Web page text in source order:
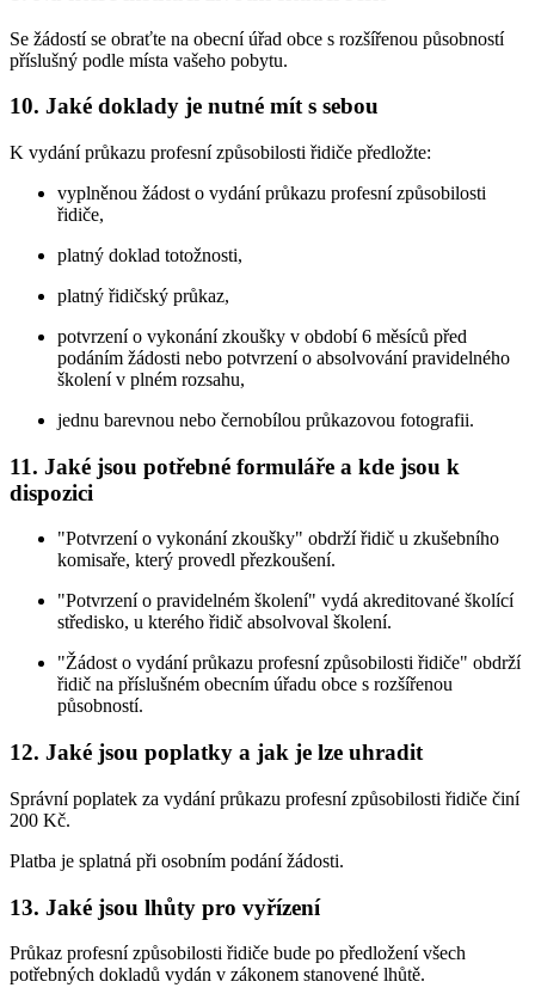
Se žádostí se obraťte na obecní úřad obce s rozšířenou působností
příslušný podle místa vašeho pobytu.
10. Jaké doklady je nutné mít s sebou
K vydání průkazu profesní způsobilosti řidiče předložte:
vyplněnou žádost o vydání průkazu profesní způsobilosti
řidiče,
platný doklad totožnosti,
platný řidičský průkaz,
potvrzení o vykonání zkoušky v období 6 měsíců před
podáním žádosti nebo potvrzení o absolvování pravidelného
školení v plném rozsahu,
jednu barevnou nebo černobílou průkazovou fotografii.
11. Jaké jsou potřebné formuláře a kde jsou k
dispozici
"Potvrzení o vykonání zkoušky" obdrží řidič u zkušebního
komisaře, který provedl přezkoušení.
"Potvrzení o pravidelném školení" vydá akreditované školící
středisko, u kterého řidič absolvoval školení.
"Žádost o vydání průkazu profesní způsobilosti řidiče" obdrží
řidič na příslušném obecním úřadu obce s rozšířenou
působností.
12. Jaké jsou poplatky a jak je lze uhradit
Správní poplatek za vydání průkazu profesní způsobilosti řidiče činí
200 Kč.
Platba je splatná při osobním podání žádosti.
13. Jaké jsou lhůty pro vyřízení
Průkaz profesní způsobilosti řidiče bude po předložení všech
potřebných dokladů vydán v zákonem stanovené lhůtě.